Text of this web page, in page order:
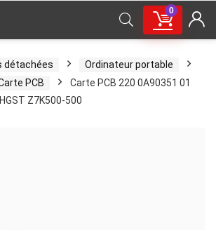
0
détachées
Ordinateur portable
PCB
Carte PCB 220 0A90351 01
Z7K500-500